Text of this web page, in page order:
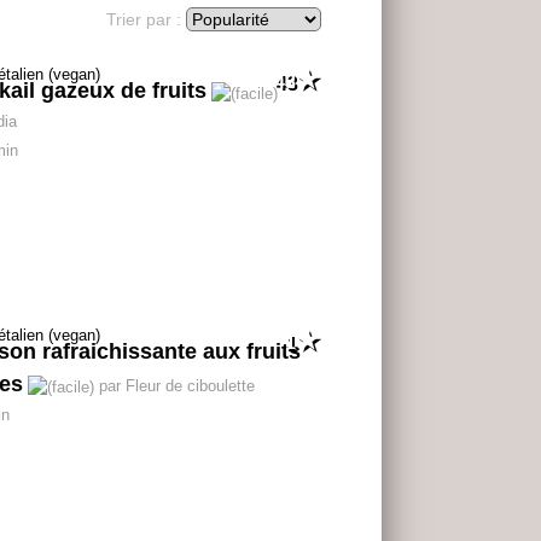
Trier par :
gazeux de fruits 43
rafraichissante aux fruits
par Fleur de ciboulette
1